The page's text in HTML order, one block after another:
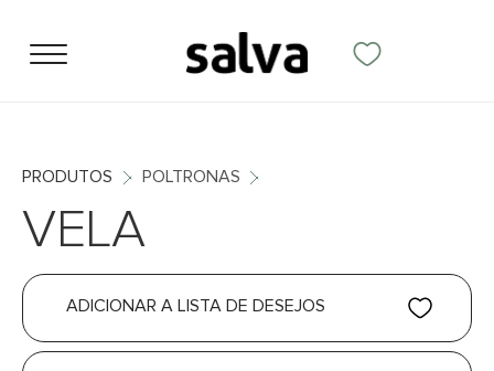
PRODUTOS POLTRONAS
VELA
ADICIONAR A LISTA DE DESEJOS